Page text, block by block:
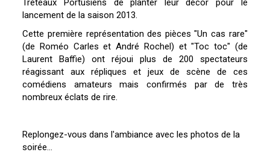
Tréteaux Portusiens de planter leur décor pour le
lancement de la saison 2013.
Cette première représentation des pièces "Un cas rare"
(de Roméo Carles et André Rochel) et "Toc toc" (de
Laurent Baffie) ont réjoui plus de 200 spectateurs
réagissant aux répliques et jeux de scène de ces
comédiens amateurs mais confirmés par de très
nombreux éclats de rire.
Replongez-vous dans l'ambiance avec les photos de la
soirée...